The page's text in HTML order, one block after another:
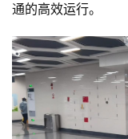
通的高效运行。